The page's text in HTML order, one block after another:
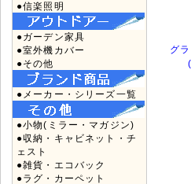
●信楽照明
●ガーデン家具
●室外機カバー
●その他
●メーカー・シリーズ一覧
●小物(ミラー・マガジン)
●収納・キャビネット・チ
ェスト
●雑貨・エコバック
●ラグ・カーペット
グ